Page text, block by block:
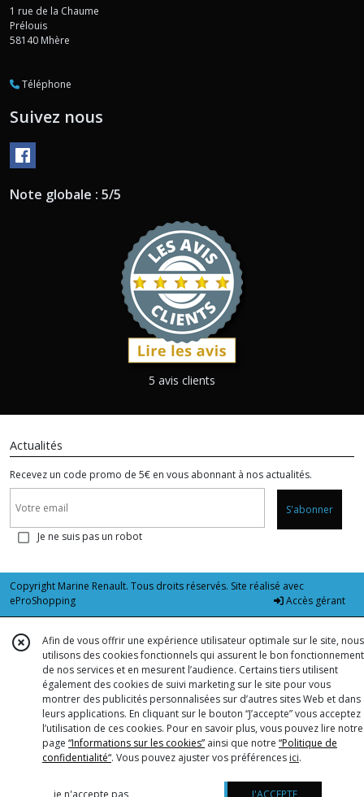
1 rue de la Chaume
Prélouis
58140 Mhère
Téléphone
Suivez nous
Note globale : 5/5
5 avis clients
Actualités
Recevez un code promo de 5€ en vous abonnant à nos actualités.
S'abonner
Je ne suis pas un robot
Copyright Marine Renault. Tous droits réservés. Site réalisé avec
eProShopping
Accès gérant
Afin de vous offrir une expérience utilisateur optimale sur le site, nous
utilisons des cookies fonctionnels qui assurent le bon fonctionnement
de nos services et en mesurent l’audience. Certains tiers utilisent
également des cookies de suivi marketing sur le site pour vous
montrer des publicités personnalisées sur d’autres sites Web et dans
leurs applications. En cliquant sur le bouton “J’accepte” vous acceptez
l’utilisation de ces cookies. Pour en savoir plus, vous pouvez lire notre
page “Informations sur les cookies” ainsi que notre “Politique de
confidentialité“. Vous pouvez ajuster vos préférences ici.
je n'accepte pas J'ACCEPTE